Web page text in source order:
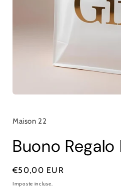
1
modale
Maison 22
Buono
Prezzo
di
€50,00 EUR
Imposte incluse.